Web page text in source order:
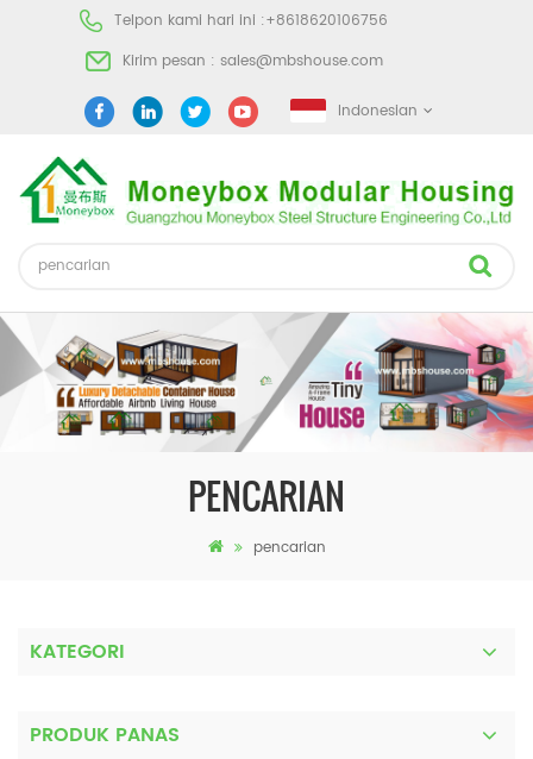
Telpon kami hari ini :+8618620106756
Kirim pesan : sales@mbshouse.com
Indonesian
PENCARIAN
pencarian
KATEGORI
PRODUK PANAS